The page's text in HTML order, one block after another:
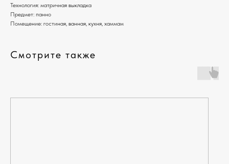
Технология: матричная выкладка
Предмет: панно
Помещение: гостиная, ванная, кухня, хаммам
Смотрите также